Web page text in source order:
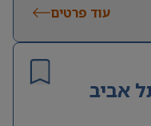
עוד פרטים
אביב